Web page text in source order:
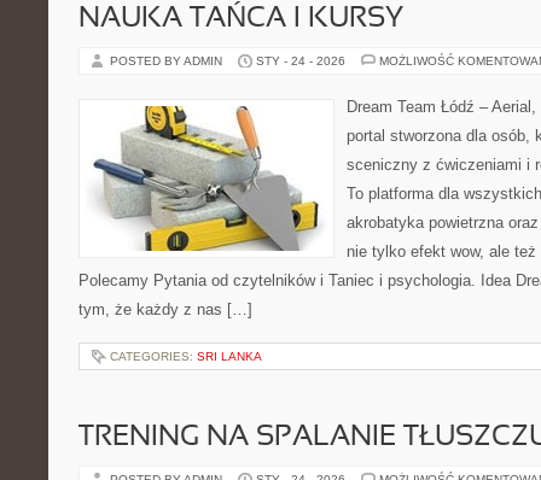
NAUKA TAŃCA I KURSY
POSTED BY ADMIN STY - 24 - 2026 MOŻLIWOŚĆ
Dream Team Łódź –
portal stworzona dla osób,
sceniczny z ćwiczeniami i
To platforma dla
akrobatyka powietrzna
nie tylko efekt wow, ale
Polecamy Pytania od czytelników i Taniec i psychologia. Idea
tym, że każdy z nas […]
CATEGORIES: SRI LANKA
TRENING NA SPALANIE